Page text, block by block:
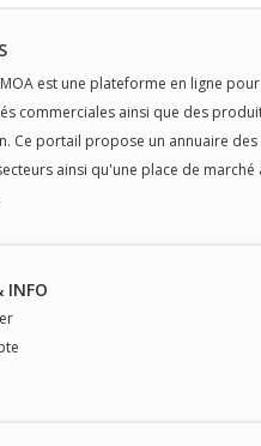
est une plateforme en ligne
commerciales ainsi que des
Ce portail propose un annuaire
ainsi qu'une place de
INFO